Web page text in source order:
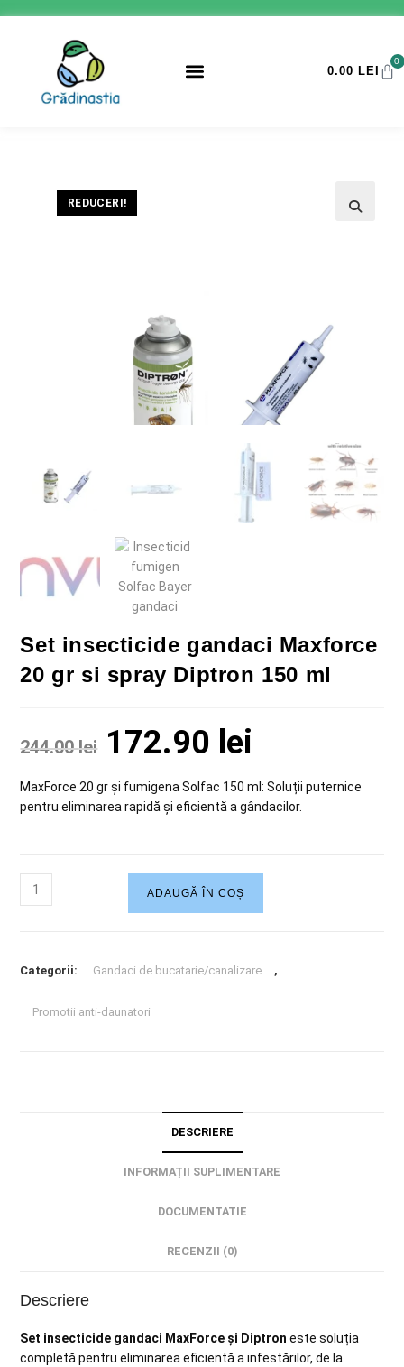
0.00 LEI
0
REDUCERI!
Set insecticide gandaci Maxforce
20 gr si spray Diptron 150 ml
244.00lei 172.90 lei
MaxForce 20 gr și fumigena Solfac 150 ml: Soluții puternice
pentru eliminarea rapidă și eficientă a gândacilor.
ADAUGĂ ÎN COȘ
Categorii: Gandaci de bucatarie/canalizare ,
Promotii anti-daunatori
DESCRIERE
INFORMAȚII SUPLIMENTARE
DOCUMENTATIE
RECENZII (0)
Descriere
Set insecticide gandaci MaxForce și Diptron este soluția
completă pentru eliminarea eficientă a infestărilor, de la